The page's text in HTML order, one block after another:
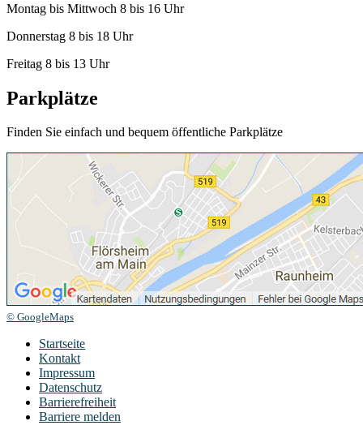
Montag bis Mittwoch 8 bis 16 Uhr
Donnerstag 8 bis 18 Uhr
Freitag 8 bis 13 Uhr
Parkplätze
Finden Sie einfach und bequem öffentliche Parkplätze
© GoogleMaps
Startseite
Kontakt
Impressum
Datenschutz
Barrierefreiheit
Barriere melden